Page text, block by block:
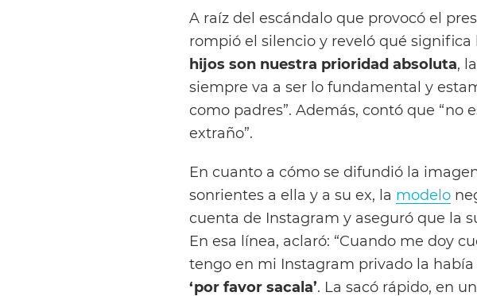
A raíz del escándalo que provocó el
rompió el silencio y reveló qué significa
hijos son nuestra prioridad absoluta,
siempre va a ser lo fundamental y
como padres”. Además, contó que “no
extraño”.
En cuanto a cómo se difundió la
sonrientes a ella y a su ex, la modelo
cuenta de Instagram y aseguró que la
En esa línea, aclaró: “Cuando me doy
tengo en mi Instagram privado la
‘por favor sacala’. La sacó rápido, en